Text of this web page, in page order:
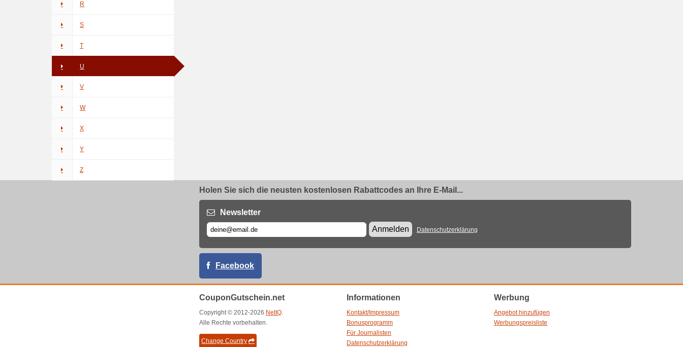
R
S
T
U
V
W
X
Y
Z
Holen Sie sich die neusten kostenlosen Rabattcodes an Ihre E-Mail...
Newsletter
Anmelden
Datenschutzerklärung
Facebook
CouponGutschein.net
Copyright © 2012-2026 NetIQ.
Alle Rechte vorbehalten.
Change Country
Informationen
Kontakt/Impressum
Bonusprogramm
Für Journalisten
Datenschutzerklärung
Werbung
Angebot hinzufügen
Werbungspreisliste